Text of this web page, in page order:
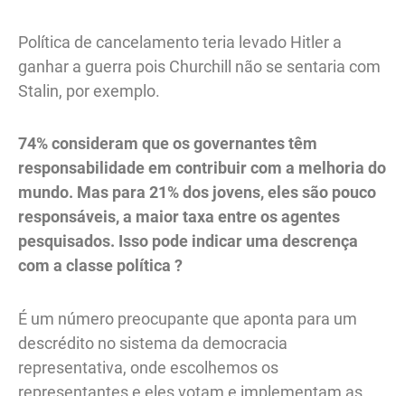
Política de cancelamento teria levado Hitler a
ganhar a guerra pois Churchill não se sentaria com
Stalin, por exemplo.
74% consideram que os governantes têm
responsabilidade em contribuir com a melhoria do
mundo. Mas para 21% dos jovens, eles são pouco
responsáveis, a maior taxa entre os agentes
pesquisados. Isso pode indicar uma descrença
com a classe política ?
É um número preocupante que aponta para um
descrédito no sistema da democracia
representativa, onde escolhemos os
representantes e eles votam e implementam as